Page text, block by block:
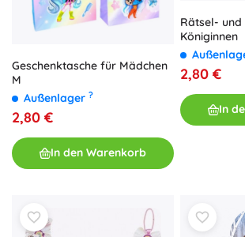
Geschenktasche für Mädchen
M
Außenlager ?
2,80 €
In den Warenkorb
Rätsel-
Königinnen
2,80 €
In